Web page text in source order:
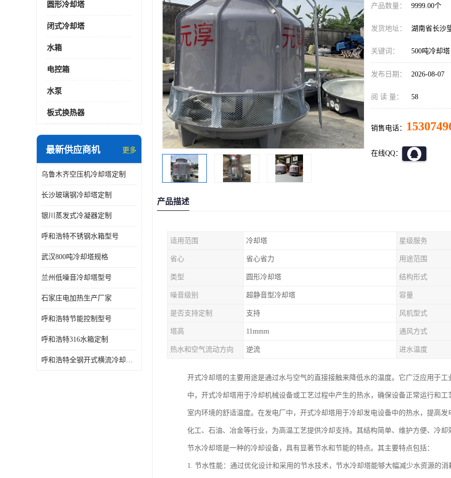
圆形冷却塔
闭式冷却塔
水箱
电控箱
水泵
板式换热器
最新供应商机 更多
乌鲁木齐空压机冷却塔定制
长沙玻璃钢冷却塔定制
银川蒸发式冷凝器定制
呼和浩特不锈钢水箱型号
武汉800吨冷却塔规格
兰州低噪音冷却塔型号
石家庄电加热生产厂家
呼和浩特节能控制型号
呼和浩特316水箱定制
呼和浩特全钢开式横流冷却塔型号
产品数量： 9999.00个
发货地址： 湖南省长沙
关键词： 500吨冷却塔
发布日期： 2026-08-07
阅 读 量： 58
销售电话：
在线QQ：
产品描述
适用范围 冷却塔 星级服务
省心 省心省力 用途范围
类型 圆形冷却塔 结构形式
噪音级别 超静音型冷却塔 容量
是否支持定制 支持 风机型式
塔高 11mmm 通风方式
热水和空气流动方向 逆流 进水温度
开式冷却塔的主要用途是通过水与空气的直接接触来降低水的温度。它广泛应用于
中，开式冷却塔用于冷却机械设备或工艺过程中产生的热水，确保设备正常运行和
室内环境的舒适温度。在发电厂中，开式冷却塔用于冷却发电设备中的热水，提高
化工、石油、冶金等行业，为高温工艺提供冷却支持。其结构简单、维护方便、冷
节水冷却塔是一种的冷却设备，具有显著节水和节能的特点。其主要特点包括：
1. 节水性能：通过优化设计和采用的节水技术，节水冷却塔能够大幅减少水资源的